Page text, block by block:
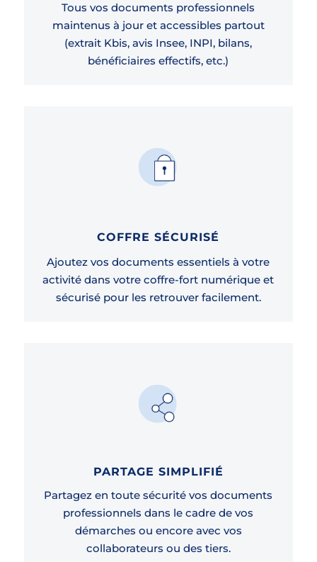
Tous vos documents professionnels
maintenus à jour et accessibles partout
(extrait Kbis, avis Insee, INPI, bilans,
bénéficiaires effectifs, etc.)
COFFRE SÉCURISÉ
Ajoutez vos documents essentiels à votre
activité dans votre coffre-fort numérique et
sécurisé pour les retrouver facilement.
PARTAGE SIMPLIFIÉ
Partagez en toute sécurité vos documents
professionnels dans le cadre de vos
démarches ou encore avec vos
collaborateurs ou des tiers.